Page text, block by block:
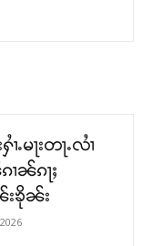
ႉမႃးတႃႉလၢႆ
ၢၼ်ၵႃႈ
းၶိုၼ်း